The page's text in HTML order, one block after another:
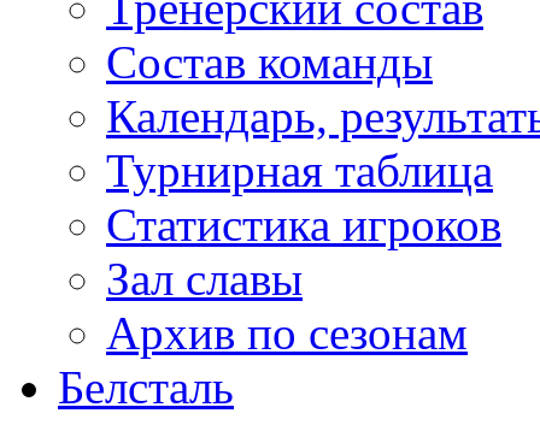
Состав команды
Календарь,
Турнирная таблица
Статистика игроков
Зал славы
Архив по сезонам
Белсталь